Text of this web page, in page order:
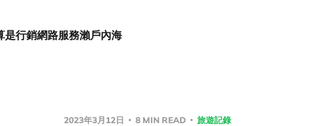
是行銷網路服務瀨戶內海
2023年3月12日 8 MIN READ 旅遊記錄